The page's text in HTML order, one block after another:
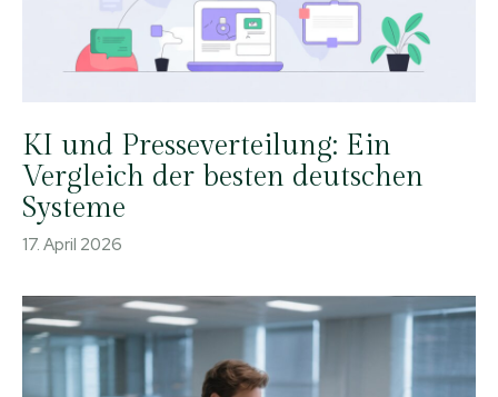
KI und Presseverteilung: Ein
Vergleich der besten deutschen
Systeme
17. April 2026